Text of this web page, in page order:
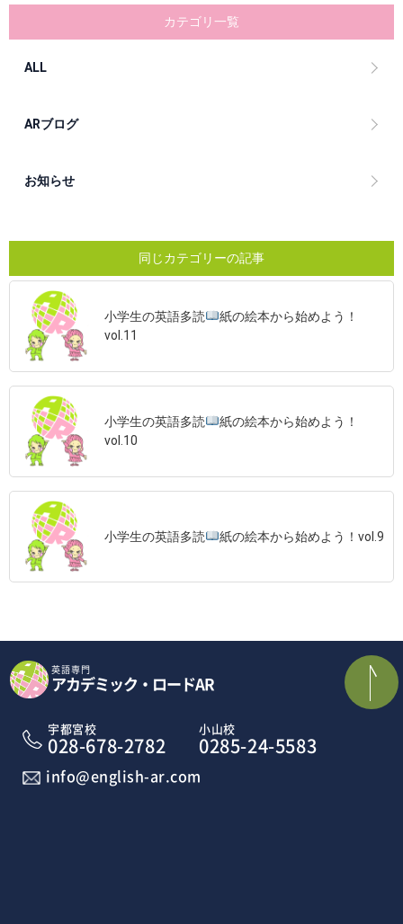
カテゴリ一覧
ALL
ARブログ
お知らせ
同じカテゴリーの記事
小学生の英語多読
紙の絵本から始めよう！
vol.11
小学生の英語多読
紙の絵本から始めよう！
vol.10
小学生の英語多読 紙の絵本から始めよう！vol.9
英語専門
アカデミック・ロードAR
宇都宮校
028-678-2782
小山校
0285-24-5583
info@english-ar.com